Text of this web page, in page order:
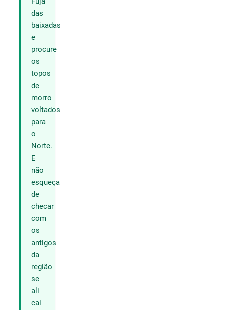
das
baixadas
e
procure
os
topos
de
morro
voltados
para
o
Norte.
E
não
esqueça
de
checar
com
os
antigos
da
região
se
ali
cai